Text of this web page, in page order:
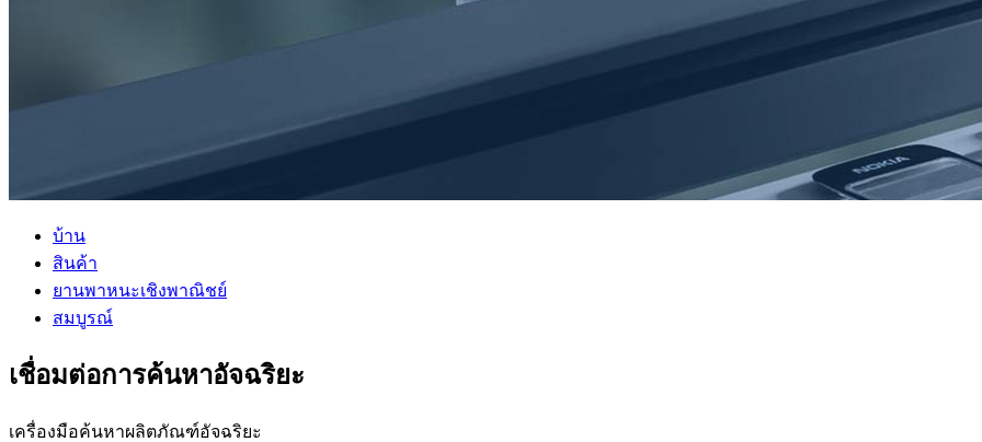
บ้าน
สินค้า
ยานพาหนะเชิงพาณิชย์
สมบูรณ์
เชื่อมต่อการค้นหาอัจฉริยะ
เครื่องมือค้นหาผลิตภัณฑ์อัจฉริยะ